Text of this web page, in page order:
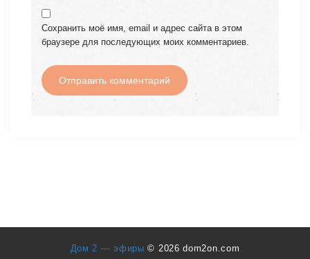
Сохранить моё имя, email и адрес сайта в этом
браузере для последующих моих комментариев.
Дом 2 — эфиры© 2026 dom2on.com